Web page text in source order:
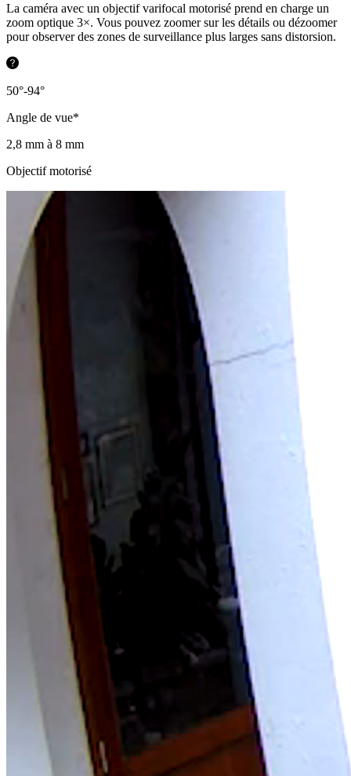
La caméra avec un objectif varifocal motorisé prend en charge un
zoom optique 3×. Vous pouvez zoomer sur les détails ou dézoomer
pour observer des zones de surveillance plus larges sans distorsion.
50°-94°
Angle de vue*
2,8 mm à 8 mm
Objectif motorisé